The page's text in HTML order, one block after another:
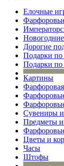
Елочные
Дорогие
Подарки по
Подарки по
Картины
Сувениры
Предметы
Цветы и
Часы
Штофы